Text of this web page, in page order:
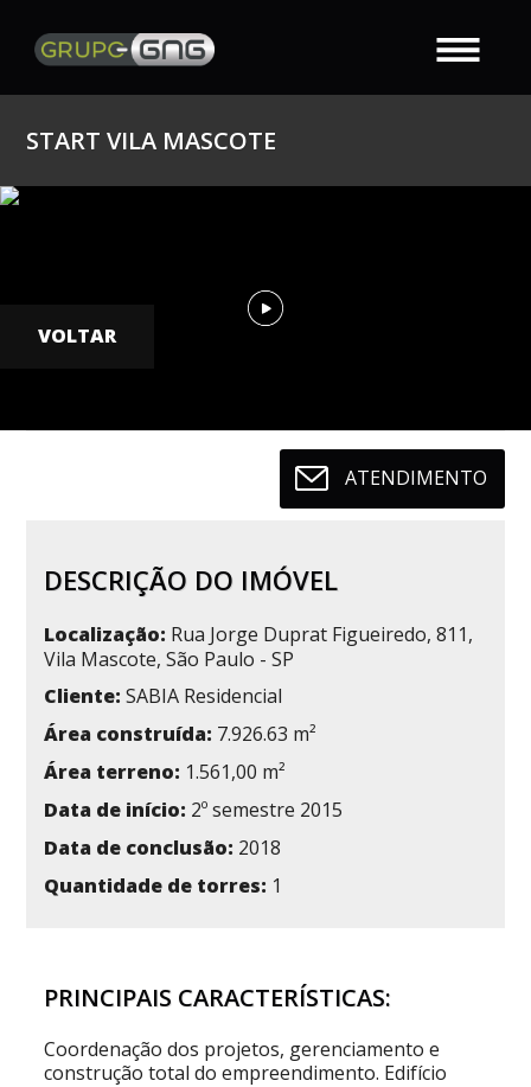
START VILA MASCOTE
VOLTAR
ATENDIMENTO
DESCRIÇÃO DO IMÓVEL
Localização: Rua Jorge Duprat Figueiredo, 811,
Vila Mascote, São Paulo - SP
Cliente: SABIA Residencial
Área construída: 7.926.63 m²
Área terreno: 1.561,00 m²
Data de início: 2º semestre 2015
Data de conclusão: 2018
Quantidade de torres: 1
PRINCIPAIS CARACTERÍSTICAS:
Coordenação dos projetos, gerenciamento e
construção total do empreendimento. Edifício